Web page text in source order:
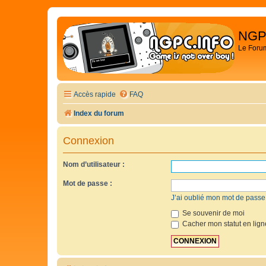
Le
Accès rapide FAQ
Index du forum
Connexion
Nom d’utilisateur :
Mot de passe :
J’ai oublié mon mot de passe
Se souvenir de moi
Cacher mon statut en